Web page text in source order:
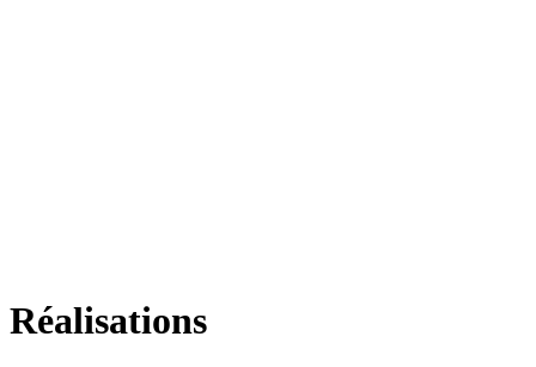
Réalisations